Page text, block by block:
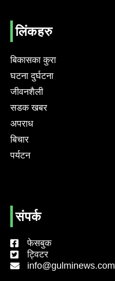
लिंकहरु
बिकासका कुरा
घटना दुर्घटना
जीवनशैली
सडक खबर
अपराध
बिचार
पर्यटन
संपर्क
फेसबुक
ट्विटर
info@gulminews.com